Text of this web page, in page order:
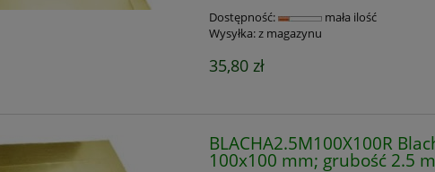
Dostępność:
mała ilość
Wysyłka:z magazynu
35,80 zł
BLACHA2.5M100X100R
100x100 mm; grubość 2.5